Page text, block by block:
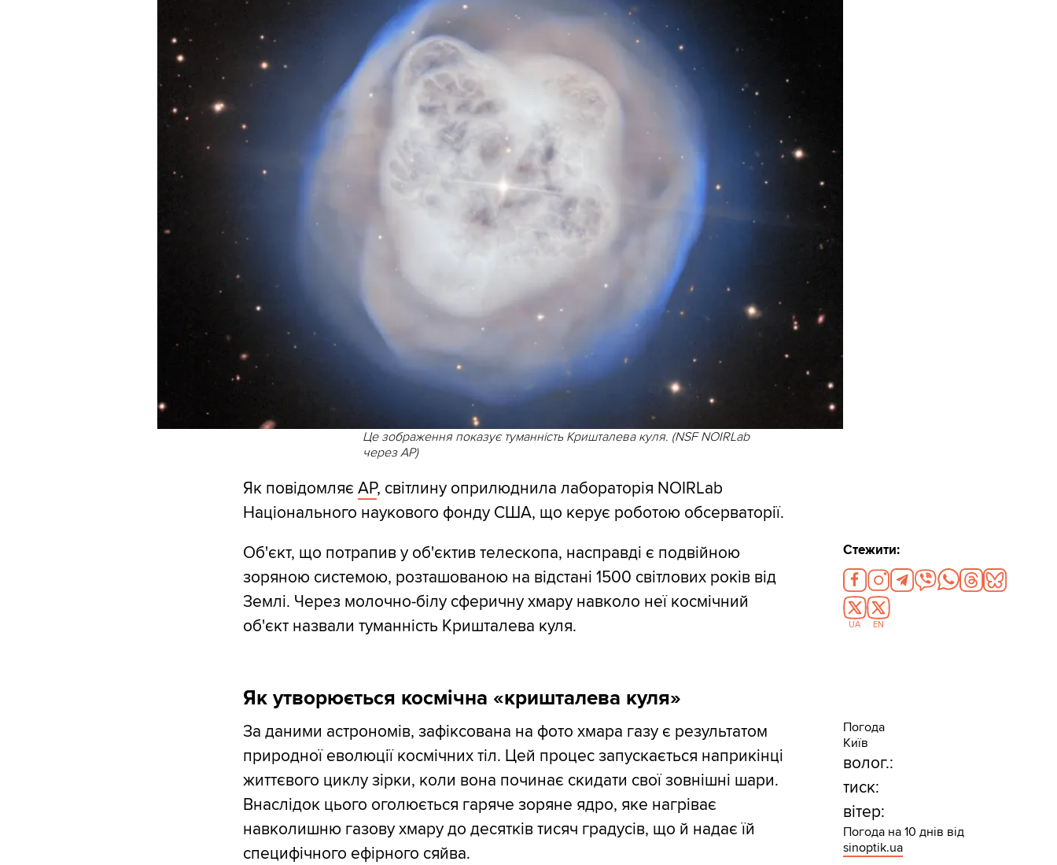
Це зображення показує туманність Кришталева куля. (NSF NOIRLab
через AP)
Як повідомляє AP, світлину оприлюднила лабораторія NOIRLab
Національного наукового фонду США, що керує роботою обсерваторії.
Об'єкт, що потрапив у об'єктив телескопа, насправді є подвійною
зоряною системою, розташованою на відстані 1500 світлових років від
Землі. Через молочно-білу сферичну хмару навколо неї космічний
об'єкт назвали туманність Кришталева куля.
Як утворюється космічна «кришталева куля»
За даними астрономів, зафіксована на фото хмара газу є результатом
природної еволюції космічних тіл. Цей процес запускається наприкінці
життєвого циклу зірки, коли вона починає скидати свої зовнішні шари.
Внаслідок цього оголюється гаряче зоряне ядро, яке нагріває
навколишню газову хмару до десятків тисяч градусів, що й надає їй
специфічного ефірного сяйва.
Стежити:
UA EN
Погода
Київ
волог.:
тиск:
вітер:
Погода на 10 днів від
sinoptik.ua